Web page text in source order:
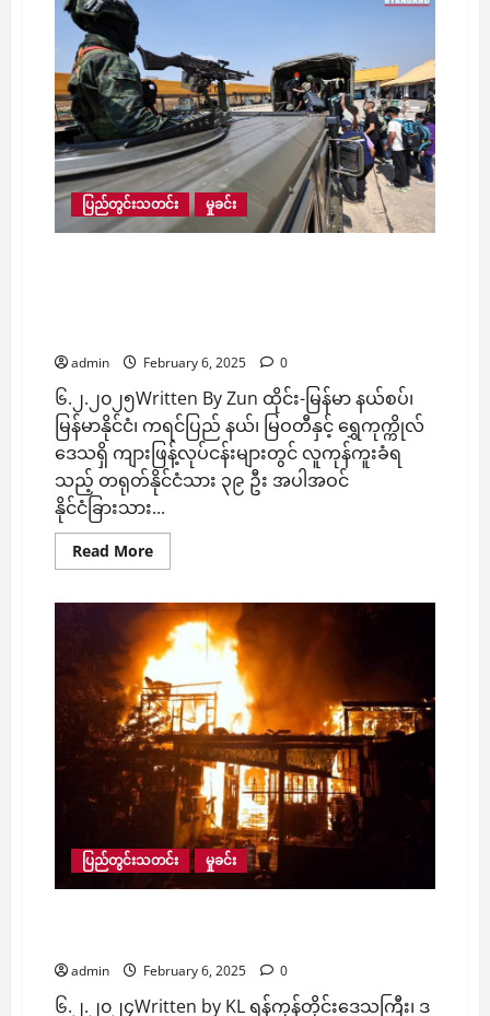
မြန်မာနိုင်ငံ
သားတစ်
ဦး
ကို
မူးယစ်
ဆေးဝါး
၆
သိန်း
နဲ့
အတူ
ထိုင်း
ရဲ
ဖမ်း
ပြည်တွင်းသတင်း မှုခင်း
admin February 6, 2025 0
၆.၂.၂၀၂၅Written By Zun ထိုင်း-မြန်မာ နယ်စပ်၊
မြန်မာနိုင်ငံ၊ ကရင်ပြည် နယ်၊ မြဝတီနှင့် ရွှေကုက္ကိုလ်
ဒေသရှိ ကျားဖြန့်လုပ်ငန်းများတွင် လူကုန်ကူးခံရ
သည့် တရုတ်နိုင်ငံသား ၃၉ ဦး အပါအဝင်
နိုင်ငံခြားသား...
Read MoreRead
more
ဝ
တီ
ဘက်
မှ
ဖြန့်
လုပ်ငန်း
များ
ထံ
လူ
ကုန်
ကူး
ခံ
သည့်
တရုတ်
နိုင်ငံသား
၃၉
ဦး
ကို
ထိုင်း
နိုင်ငံ
ဘက်
ပြည်တွင်းသတင်း မှုခင်း
admin February 6, 2025 0
၆.၂.၂၀၂၄Written by KL ရန်ကုန်တိုင်းဒေသကြီး၊ ဒ